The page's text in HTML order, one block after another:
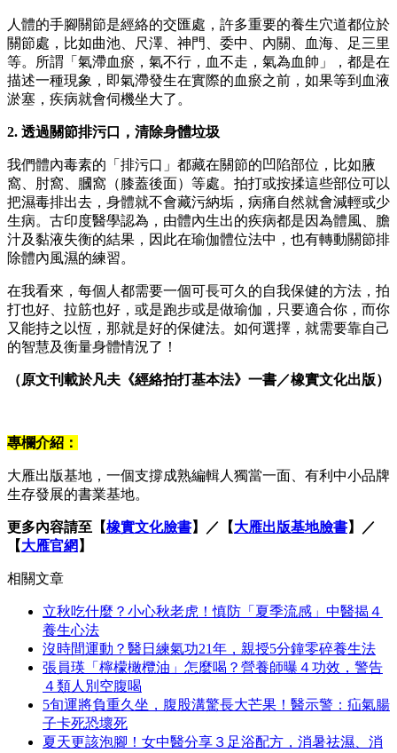
人體的手腳關節是經絡的交匯處，許多重要的養生穴道都位於
關節處，比如曲池、尺澤、神門、委中、內關、血海、足三里
等。所謂「氣滯血瘀，氣不行，血不走，氣為血帥」，都是在
描述一種現象，即氣滯發生在實際的血瘀之前，如果等到血液
淤塞，疾病就會伺機坐大了。
2. 透過關節排污口，清除身體垃圾
我們體內毒素的「排污口」都藏在關節的凹陷部位，比如腋
窩、肘窩、膕窩（膝蓋後面）等處。拍打或按揉這些部位可以
把濕毒排出去，身體就不會藏污納垢，病痛自然就會減輕或少
生病。古印度醫學認為，由體內生出的疾病都是因為體風、膽
汁及黏液失衡的結果，因此在瑜伽體位法中，也有轉動關節排
除體內風濕的練習。
在我看來，每個人都需要一個可長可久的自我保健的方法，拍
打也好、拉筋也好，或是跑步或是做瑜伽，只要適合你，而你
又能持之以恆，那就是好的保健法。如何選擇，就需要靠自己
的智慧及衡量身體情況了！
（原文刊載於凡夫《經絡拍打基本法》一書／橡實文化出版）
專欄介紹：
大雁出版基地，一個支撐成熟編輯人獨當一面、有利中小品牌
生存發展的書業基地。
更多內容請至【橡實文化臉書】​／【大雁出版基地臉書】／
【大雁官網 】
相關文章
立秋吃什麼？小心秋老虎！慎防「夏季流感」中醫揭４
養生心法
沒時間運動？醫日練氣功21年，親授5分鐘零碎養生法
張員瑛「檸檬橄欖油」怎麼喝？營養師曝４功效，警告
４類人別空腹喝
5旬運將負重久坐，腹股溝驚長大芒果！醫示警：疝氣腸
子卡死恐壞死
夏天更該泡腳！女中醫分享３足浴配方，消暑祛濕、消